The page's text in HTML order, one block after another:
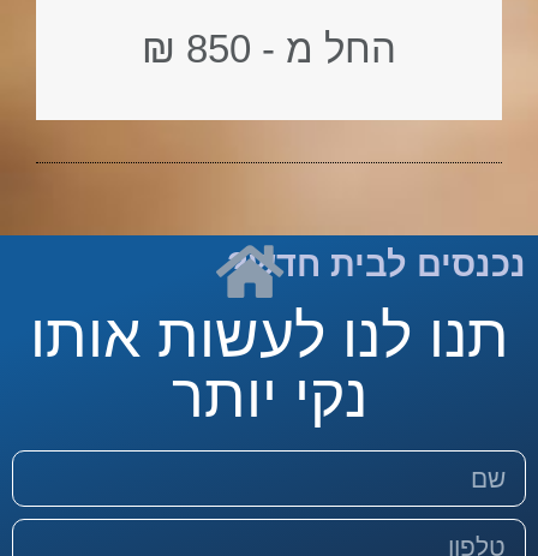
החל מ - 850 ₪
נכנסים לבית חדש?
תנו לנו לעשות אותו
נקי יותר